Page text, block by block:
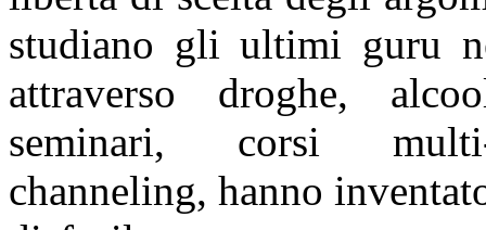
studiano gli ultimi guru
attraverso droghe,
seminari, corsi
channeling, hanno